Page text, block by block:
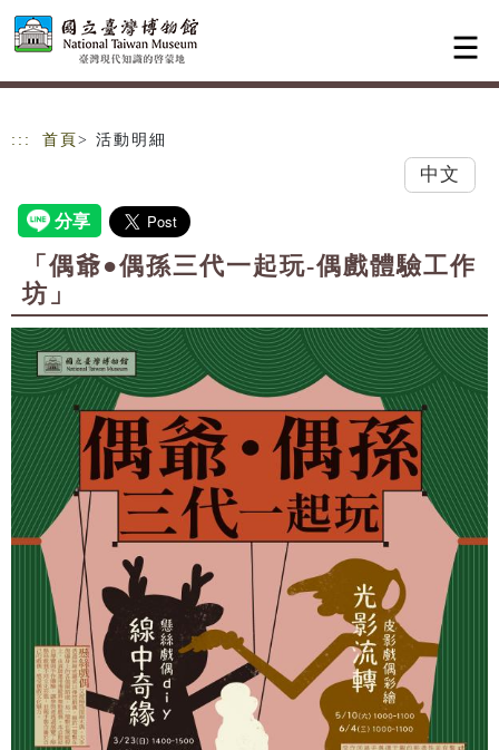
跳到主要內容
網站導覽
::: 首頁 > 活動明細
中文
「偶爺●偶孫三代一起玩-偶戲體驗工作
坊」